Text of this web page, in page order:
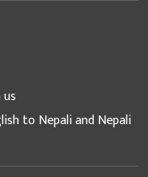
to Nepali and Nepali